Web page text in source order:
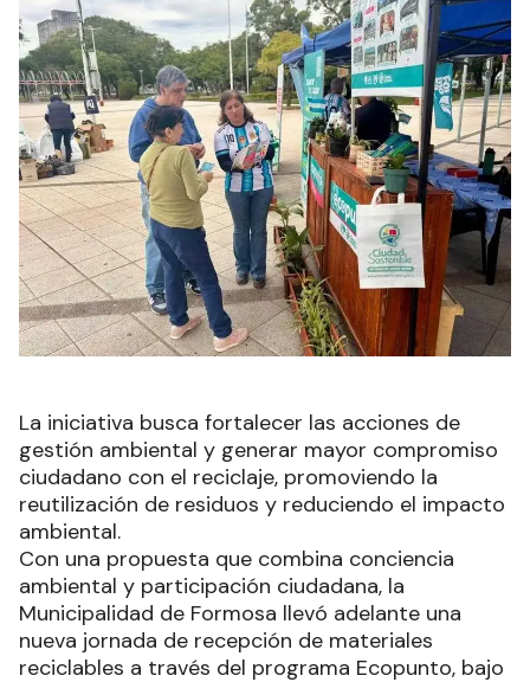
La iniciativa busca fortalecer las acciones de
gestión ambiental y generar mayor compromiso
ciudadano con el reciclaje, promoviendo la
reutilización de residuos y reduciendo el impacto
ambiental.
Con una propuesta que combina conciencia
ambiental y participación ciudadana, la
Municipalidad de Formosa llevó adelante una
nueva jornada de recepción de materiales
reciclables a través del programa Ecopunto, bajo